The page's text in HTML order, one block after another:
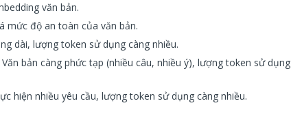
văn bản.
mức độ an toàn của văn bản.
dài, lượng token sử dụng càng nhiều.
Văn bản càng phức tạp (nhiều câu, nhiều ý), lượng token sử dụng
hiện nhiều yêu cầu, lượng token sử dụng càng nhiều.